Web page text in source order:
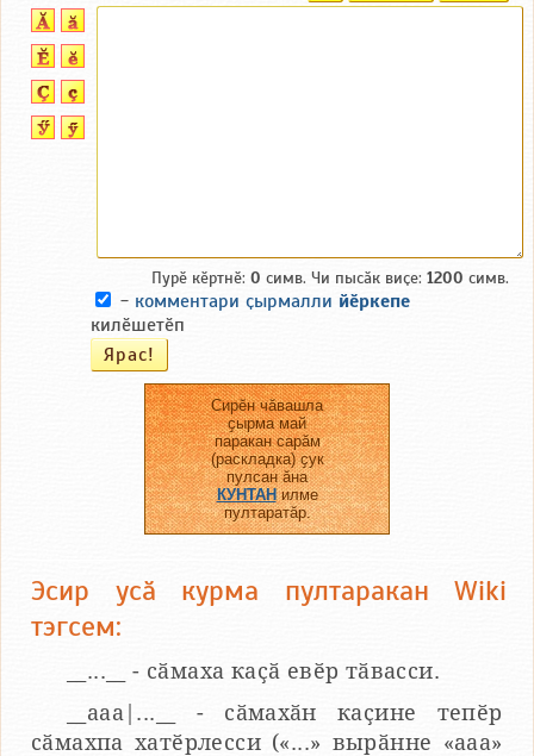
Пурӗ кӗртнӗ: 0 симв. Чи пысӑк виҫе: 1200 симв.
- комментари ҫырмалли йӗркепе
килӗшетӗп
Сирӗн чӑвашла
ҫырма май
паракан сарӑм
(раскладка) ҫук
пулсан ӑна
КУНТАНилме
пултаратӑр.
Эсир усӑ курма пултаракан Wiki
тэгсем:
__...__ - сӑмаха каҫӑ евӗр тӑвасси.
__aaa|...__ - сӑмахӑн каҫине тепӗр
сӑмахпа хатӗрлесси («...» вырӑнне «ааа»